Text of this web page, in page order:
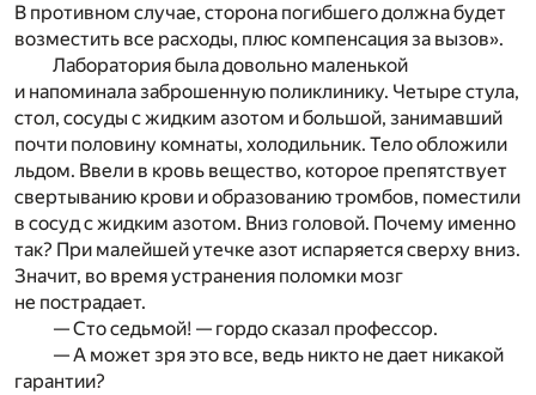
В противном случае, сторона погибшего должна будет
возместить все расходы, плюс компенсация за вызов».
Лаборатория была довольно маленькой
и напоминала заброшенную поликлинику. Четыре стула,
стол, сосуды с жидким азотом и большой, занимавший
почти половину комнаты, холодильник. Тело обложили
льдом. Ввели в кровь вещество, которое препятствует
свертыванию крови и образованию тромбов, поместили
в сосуд с жидким азотом. Вниз головой. Почему именно
так? При малейшей утечке азот испаряется сверху вниз.
Значит, во время устранения поломки мозг
не пострадает.
— Сто седьмой! — гордо сказал профессор.
— А может зря это все, ведь никто не дает никакой
гарантии?